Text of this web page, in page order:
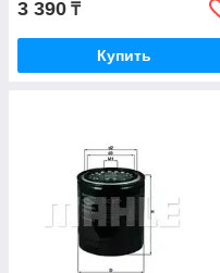
3 390 ₸
Купить